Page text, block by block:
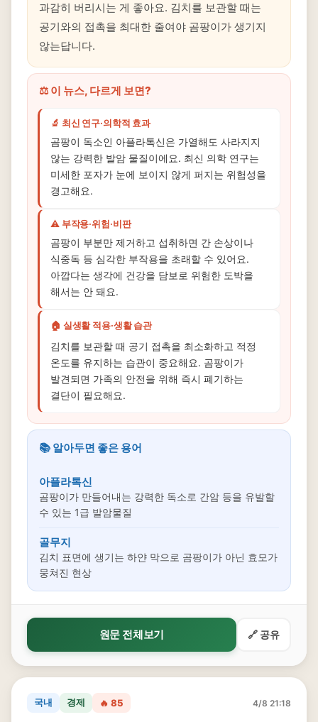
과감히 버리시는 게 좋아요. 김치를 보관할 때는
공기와의 접촉을 최대한 줄여야 곰팡이가 생기지
않는답니다.
⚖️ 이 뉴스, 다르게 보면?
🔬 최신 연구·의학적 효과
곰팡이 독소인 아플라톡신은 가열해도 사라지지
않는 강력한 발암 물질이에요. 최신 의학 연구는
미세한 포자가 눈에 보이지 않게 퍼지는 위험성을
경고해요.
⚠️ 부작용·위험·비판
곰팡이 부분만 제거하고 섭취하면 간 손상이나
식중독 등 심각한 부작용을 초래할 수 있어요.
아깝다는 생각에 건강을 담보로 위험한 도박을
해서는 안 돼요.
🏠 실생활 적용·생활 습관
김치를 보관할 때 공기 접촉을 최소화하고 적정
온도를 유지하는 습관이 중요해요. 곰팡이가
발견되면 가족의 안전을 위해 즉시 폐기하는
결단이 필요해요.
📚 알아두면 좋은 용어
아플라톡신
곰팡이가 만들어내는 강력한 독소로 간암 등을 유발할
수 있는 1급 발암물질
골무지
김치 표면에 생기는 하얀 막으로 곰팡이가 아닌 효모가
뭉쳐진 현상
원문 전체보기 🔗 공유
국내 경제 🔥 85 4/8 21:18